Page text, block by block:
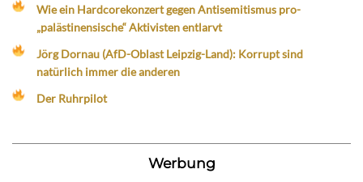
Wie ein Hardcorekonzert gegen Antisemitismus pro-
„palästinensische“ Aktivisten entlarvt
Jörg Dornau (AfD-Oblast Leipzig-Land): Korrupt sind
natürlich immer die anderen
Der Ruhrpilot
Werbung